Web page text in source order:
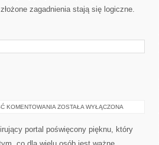
zagadnienia stają się logiczne.
KOMENTOWANIA MAKIJAŻ
ZOSTAŁA WYŁĄCZONA
portal poświęcony pięknu, który